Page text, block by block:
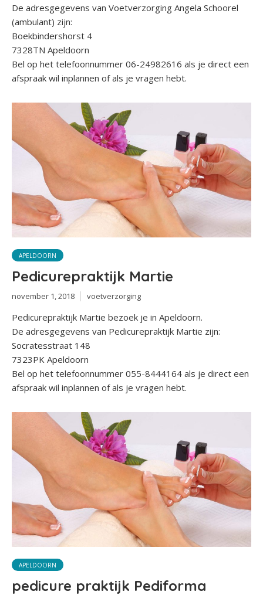
De adresgegevens van Voetverzorging Angela Schoorel
(ambulant) zijn:
Boekbindershorst 4
7328TN Apeldoorn
Bel op het telefoonnummer 06-24982616 als je direct een
afspraak wil inplannen of als je vragen hebt.
APELDOORN
Pedicurepraktijk Martie
november 1, 2018 voetverzorging
Pedicurepraktijk Martie bezoek je in Apeldoorn.
De adresgegevens van Pedicurepraktijk Martie zijn:
Socratesstraat 148
7323PK Apeldoorn
Bel op het telefoonnummer 055-8444164 als je direct een
afspraak wil inplannen of als je vragen hebt.
APELDOORN
pedicure praktijk Pediforma